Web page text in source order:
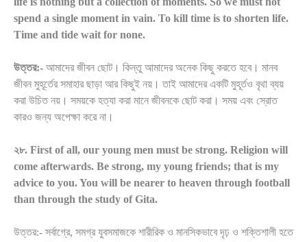
spend a single moment in vain. To kill time is to shorten life.
Time and tide wait for none.
উত্তর:- আমাদের জীবন ছোট। কিন্তু আমাদের অনেক কিছু করতে হবে। মানব
জীবন মুহূর্তের সমাহার ছাড়া আর কিছুই নয়। তাই আমাদের একটি মুহূর্তও বৃথা ব্যয়
করা উচিত নয়। সময়কে হত্যা করা মানে জীবনকে ছোট করা। সময় এবং স্রোত
কারও জন্য অপেক্ষা করে না।
২৮. First of all, our young men must be strong. Religion will
come afterwards. Be strong, my young friends; that is my
advice to you. You will be nearer to heaven through football
than through the study of Gita.
উত্তর:- সর্বাগ্রে, সমগ্র যুবসমাজকে শারীরিক ও মানসিকভাবে দৃঢ় ও শক্তিশালী হতে